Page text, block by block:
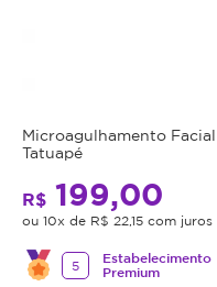
Microagulhamento
Tatuapé
R$ 199,00
ou 10x de R$ 22,15 com juros
5
Estabelecimento
Premium